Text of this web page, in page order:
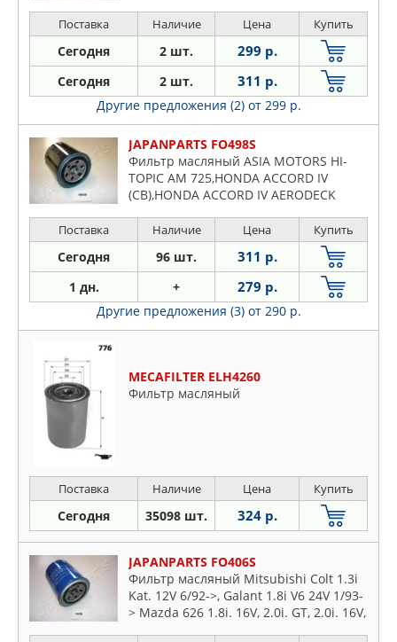
Поставка Наличие Цена Купить
Сегодня 2 шт. 299 р.
Сегодня 2 шт. 311 р.
Другие предложения (2) от 299 р.
JAPANPARTS FO498S
Фильтр масляный ASIA MOTORS HI-
TOPIC AM 725,HONDA ACCORD IV
(CB),HONDA ACCORD IV AERODECK
CC),HONDA ACCORD V (CC, CD),HONDA
ACCORD V
Поставка Наличие Цена Купить
Сегодня 96 шт. 311 р.
1 дн. + 279 р.
Другие предложения (3) от 290 р.
MECAFILTER ELH4260
Фильтр масляный
Поставка Наличие Цена Купить
Сегодня 35098 шт. 324 р.
JAPANPARTS FO406S
Фильтр масляный Mitsubishi Colt 1.3i
Kat. 12V 6/92->, Galant 1.8i V6 24V 1/93-
> Mazda 626 1.8i. 16V, 2.0i. GT, 2.0i. 16V,